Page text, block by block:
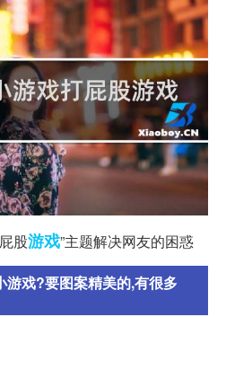
股游戏”主题解决网友的困惑
游戏?要图案精美的,有很多